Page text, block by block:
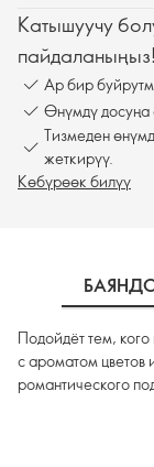
Катышуучу
пайдаланыңыз!
Ар бир
Өнүмдү досуңа
Тизмеден
жеткирүү.
Көбүрөөк билүү
Подойдёт тем,
с ароматом цветов
романтического